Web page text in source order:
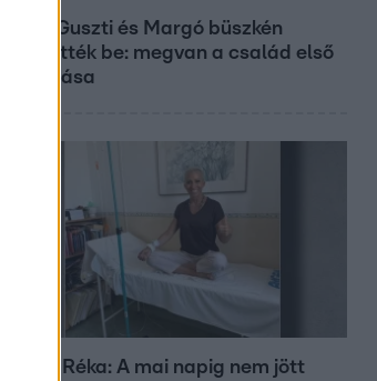
Bódig Guszti és Margó büszkén
jelentették be: megvan a család első
diplomása
Rubint Réka: A mai napig nem jött